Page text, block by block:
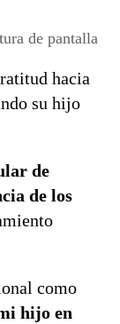
de pantalla
hacia
su hijo
de
de los
como
hijo en